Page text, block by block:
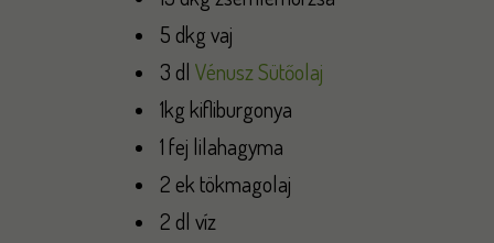
5 dkg vaj
3 dl Vénusz Sütőolaj
1kg kifliburgonya
1 fej lilahagyma
2 ek tökmagolaj
2 dl víz